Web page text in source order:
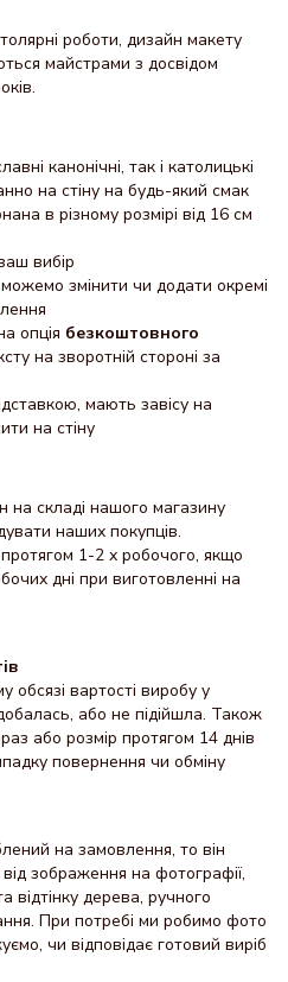
роботи, дизайн макету
майстрами з досвідом
канонічні, так і католицькі
на стіну на будь-який смак
в різному розмірі від 16 см
вибір
змінити чи додати окремі
опція безкоштовного
на зворотній стороні за
мають завісу на
на стіну
на складі нашого магазину
наших покупців.
1-2 х робочого, якщо
дні при виготовленні на
обсязі вартості виробу у
або не підійшла. Також
або розмір протягом 14 днів
повернення чи обміну
на замовлення, то він
зображення на фотографії,
відтінку дерева, ручного
При потребі ми робимо фото
чи відповідає готовий виріб